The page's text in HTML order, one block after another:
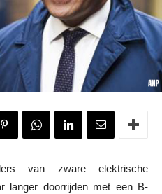
van zware elektrische
langer doorrijden met een B-